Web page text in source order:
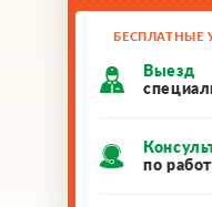
БЕСПЛАТНЫЕ
Выезд
по